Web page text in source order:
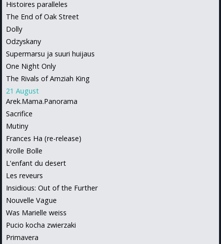
Histoires paralleles
The End of Oak Street
Dolly
Odzyskany
Supermarsu ja suuri huijaus
One Night Only
The Rivals of Amziah King
21 August
Arek.Mama.Panorama
Sacrifice
Mutiny
Frances Ha (re-release)
Krolle Bolle
L'enfant du desert
Les reveurs
Insidious: Out of the Further
Nouvelle Vague
Was Marielle weiss
Pucio kocha zwierzaki
Primavera